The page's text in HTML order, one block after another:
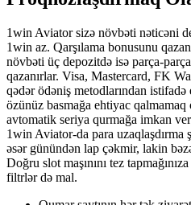
1win Aviator sizə növbəti nəticəni
1win az. Qarşılama bonusunu
növbəti üç depozitdə isə parça-
qazanırlar. Visa, Mastercard, FK
qədər ödəniş metodlarından
özünüz basmağa ehtiyac
avtomatik seriya qurmağa imkan
1win Aviator-da para uzaqlaşdırma
əsər günündən lap çəkmir, lakin
Doğru slot maşınını tez
filtrlər də mal.